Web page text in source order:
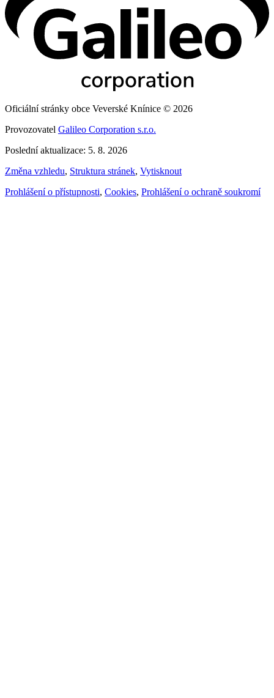
Oficiální stránky obce Veverské Knínice © 2026
Provozovatel Galileo Corporation s.r.o.
Poslední aktualizace: 5. 8. 2026
Změna vzhledu, Struktura stránek, Vytisknout
Prohlášení o přístupnosti, Cookies, Prohlášení o ochraně soukromí